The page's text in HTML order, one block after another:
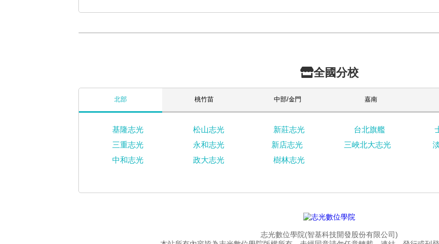
全國分校
北部 桃竹苗 中部/金門 嘉南
基隆志光 松山志光 新莊志光 台北旗艦
三重志光
永和志光 新店志光 三峽北大志光
中和志光
政大志光 樹林志光
志光數位學院(智基科技開發股份有限公司)